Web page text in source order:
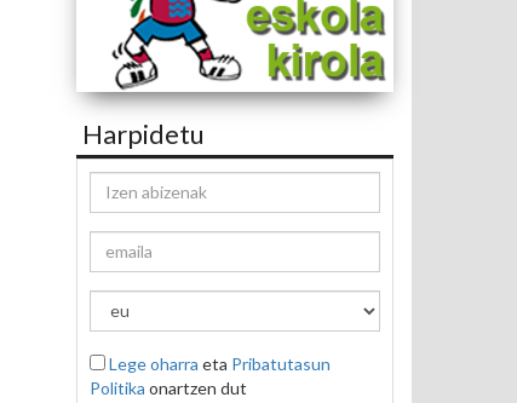
Harpidetu
Lege oharra eta Pribatutasun
Politika onartzen dut